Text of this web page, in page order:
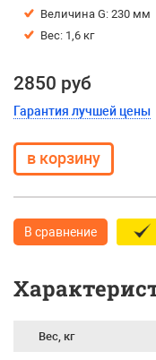
Величина G: 230 мм
Вес: 1,6 кг
2850 руб
Гарантия лучшей цены
В сравнение
Вес, кг